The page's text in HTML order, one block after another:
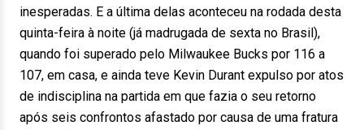
inesperadas. E a última delas aconteceu na rodada desta
quinta-feira à noite (já madrugada de sexta no Brasil),
quando foi superado pelo Milwaukee Bucks por 116 a
107, em casa, e ainda teve Kevin Durant expulso por atos
de indisciplina na partida em que fazia o seu retorno
após seis confrontos afastado por causa de uma fratura